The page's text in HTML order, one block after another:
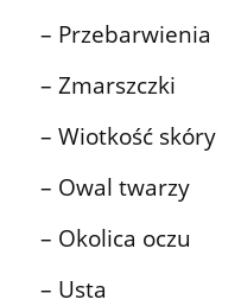
– Przebarwienia
– Zmarszczki
– Wiotkość skóry
– Owal twarzy
– Okolica oczu
– Usta